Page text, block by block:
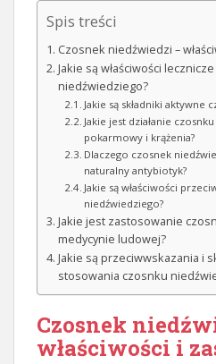
Spis treści
Czosnek niedźwiedzi –
Jakie są właściwości
niedźwiedziego?
Jakie są składniki aktywne
Jakie jest działanie
pokarmowy i krążenia?
Dlaczego czosnek
naturalny antybiotyk?
Jakie są właściwości
niedźwiedziego?
Jakie jest zastosowanie
medycynie ludowej?
Jakie są przeciwwskazania i
stosowania czosnku
Czosnek
właściwości i